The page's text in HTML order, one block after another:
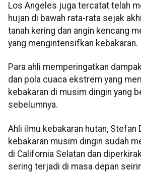
Los Angeles juga tercatat telah
hujan di bawah rata-rata sejak
tanah kering dan angin kencang
yang mengintensifkan kebakaran.
Para ahli memperingatkan
dan pola cuaca ekstrem yang
kebakaran di musim dingin yang
sebelumnya.
Ahli ilmu kebakaran hutan, Stefan
kebakaran musim dingin sudah
di California Selatan dan
sering terjadi di masa depan